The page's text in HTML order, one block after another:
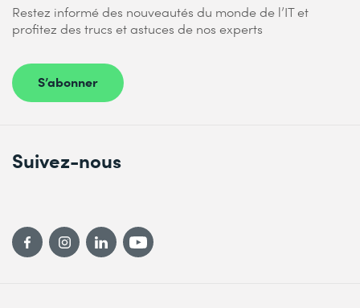
Restez informé des nouveautés du monde de l’IT et
profitez des trucs et astuces de nos experts
S’abonner
Suivez-nous